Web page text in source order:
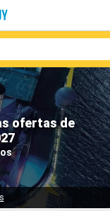
ofertas de
Compañías